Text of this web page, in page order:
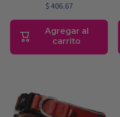
$ 406.67
Agregar al
carrito